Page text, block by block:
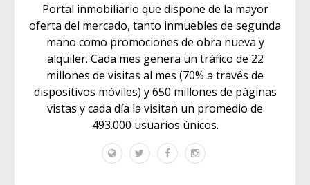
Portal inmobiliario que dispone de la mayor
oferta del mercado, tanto inmuebles de segunda
mano como promociones de obra nueva y
alquiler. Cada mes genera un tráfico de 22
millones de visitas al mes (70% a través de
dispositivos móviles) y 650 millones de páginas
vistas y cada día la visitan un promedio de
493.000 usuarios únicos.